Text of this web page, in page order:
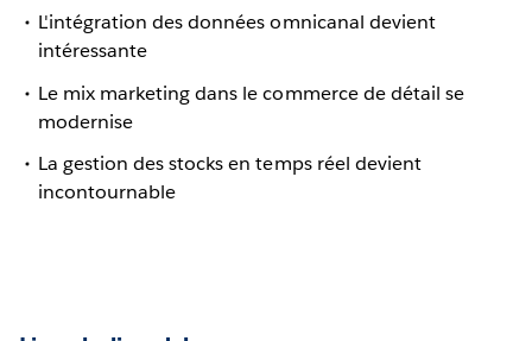
L'intégration des données omnicanal devient
intéressante
Le mix marketing dans le commerce de détail se
modernise
La gestion des stocks en temps réel devient
incontournable